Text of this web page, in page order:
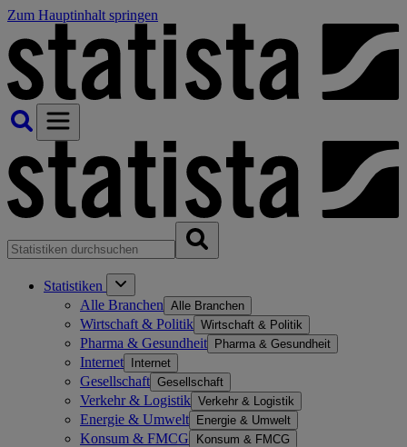
Zum Hauptinhalt springen
Statistiken
Alle Branchen Alle Branchen
Wirtschaft & Politik Wirtschaft & Politik
Pharma & Gesundheit Pharma & Gesundheit
Internet Internet
Gesellschaft Gesellschaft
Verkehr & Logistik Verkehr & Logistik
Energie & Umwelt Energie & Umwelt
Konsum & FMCG Konsum & FMCG